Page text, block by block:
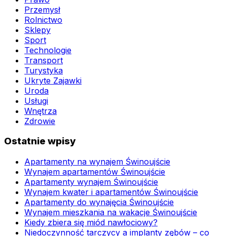
Przemysł
Rolnictwo
Sklepy
Sport
Technologie
Transport
Turystyka
Ukryte Zajawki
Uroda
Usługi
Wnętrza
Zdrowie
Ostatnie wpisy
Apartamenty na wynajem Świnoujście
Wynajem apartamentów Świnoujście
Apartamenty wynajem Świnoujście
Wynajem kwater i apartamentów Świnoujście
Apartamenty do wynajęcia Świnoujście
Wynajem mieszkania na wakacje Świnoujście
Kiedy zbiera się miód nawłociowy?
Niedoczynność tarczycy a implanty zębów – co